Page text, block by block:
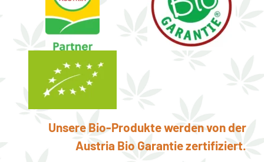
Unsere Bio-Produkte werden von der
Austria Bio Garantie zertifiziert.